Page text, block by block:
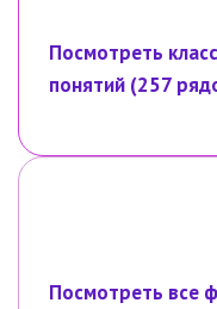
Посмотреть
понятий (257
Посмотреть все